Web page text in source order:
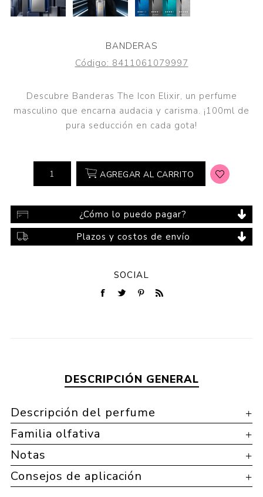
BANDERAS
Código: 8411061079997
Descubre Banderas The Icon Elixir, un perfume
masculino que encarna audacia y carisma. ¡100ml de
pura seducción en cada gota!
AGREGAR AL CARRITO
¿Cómo lo puedo pagar?
Plazos y costos de envío
SOCIAL
DESCRIPCIÓN GENERAL
Descripción del perfume
Familia olfativa
Notas
Consejos de aplicación